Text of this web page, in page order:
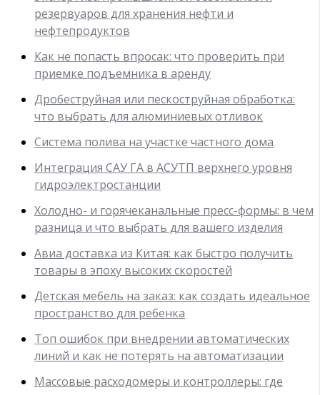
резервуаров для хранения нефти и
нефтепродуктов
Как не попасть впросак: что проверить при
приемке подъемника в аренду
Дробеструйная или пескоструйная обработка:
что выбрать для алюминиевых отливок
Система полива на участке частного дома
Интеграция САУ ГА в АСУТП верхнего уровня
гидроэлектростанции
Холодно- и горячеканальные пресс-формы: в чем
разница и что выбрать для вашего изделия
Авиа доставка из Китая: как быстро получить
товары в эпоху высоких скоростей
Детская мебель на заказ: как создать идеальное
пространство для ребенка
Топ ошибок при внедрении автоматических
линий и как не потерять на автоматизации
Массовые расходомеры и контроллеры: где